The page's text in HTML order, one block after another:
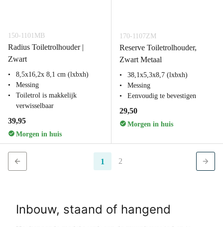
150-1101MB
Radius Toiletrolhouder |
Zwart
8,5x16,2x 8,1 cm (lxbxh)
Messing
Toiletrol is makkelijk
verwisselbaar
39,95
Morgen in huis
170-1107ZM
Reserve Toiletrolhouder,
Zwart Metaal
38,1x5,3x8,7 (lxbxh)
Messing
Eenvoudig te bevestigen
29,50
Morgen in huis
1 2
Inbouw, staand of hangend